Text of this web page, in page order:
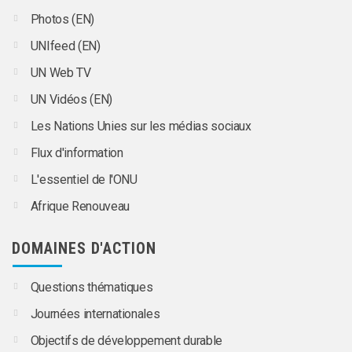
Photos (EN)
UNIfeed (EN)
UN Web TV
UN Vidéos (EN)
Les Nations Unies sur les médias sociaux
Flux d'information
L'essentiel de l'ONU
Afrique Renouveau
DOMAINES D'ACTION
Questions thématiques
Journées internationales
Objectifs de développement durable